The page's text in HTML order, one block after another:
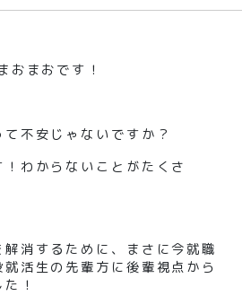
おまおです！
不安じゃないですか？
わからないことがたくさ
消するために、まさに今就職
活生の先輩方に後輩視点から
！